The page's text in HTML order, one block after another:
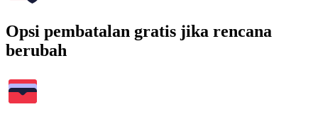
Opsi pembatalan gratis jika rencana
berubah